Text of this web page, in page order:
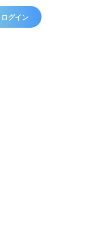
ログイン